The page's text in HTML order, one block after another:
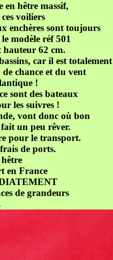
en hêtre massif,
voiliers
enchères sont toujours
modèle réf 501
hauteur 62 cm.
car il est totalement
chance et du vent
!
sont des bateaux
les suivres !
vont donc où bon
un peu rêver.
pour le transport.
de ports.
en France
de grandeurs